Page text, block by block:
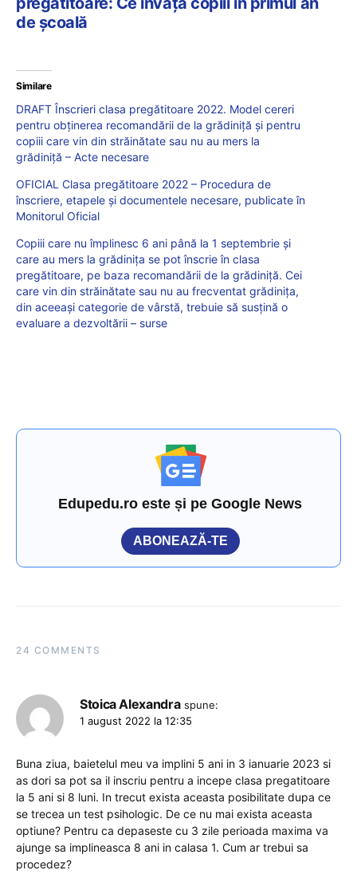
de școală
Similare
DRAFT Înscrieri clasa pregătitoare 2022. Model cereri
pentru obținerea recomandării de la grădiniță și pentru
copiii care vin din străinătate sau nu au mers la
grădiniță – Acte necesare
OFICIAL Clasa pregătitoare 2022 – Procedura de
înscriere, etapele și documentele necesare, publicate în
Monitorul Oficial
Copiii care nu împlinesc 6 ani până la 1 septembrie și
care au mers la grădinița se pot înscrie în clasa
pregătitoare, pe baza recomandării de la grădiniță. Cei
care vin din străinătate sau nu au frecventat grădinița,
din aceeași categorie de vârstă, trebuie să susțină o
evaluare a dezvoltării – surse
Edupedu.ro este și pe Google News
ABONEAZĂ-TE
24 COMMENTS
Stoica Alexandra spune:
1 august 2022 la 12:35
Buna ziua, baietelul meu va implini 5 ani in 3 ianuarie 2023 si
as dori sa pot sa il inscriu pentru a incepe clasa pregatitoare
la 5 ani si 8 luni. In trecut exista aceasta posibilitate dupa ce
se trecea un test psihologic. De ce nu mai exista aceasta
optiune? Pentru ca depaseste cu 3 zile perioada maxima va
ajunge sa implineasca 8 ani in calasa 1. Cum ar trebui sa
procedez?